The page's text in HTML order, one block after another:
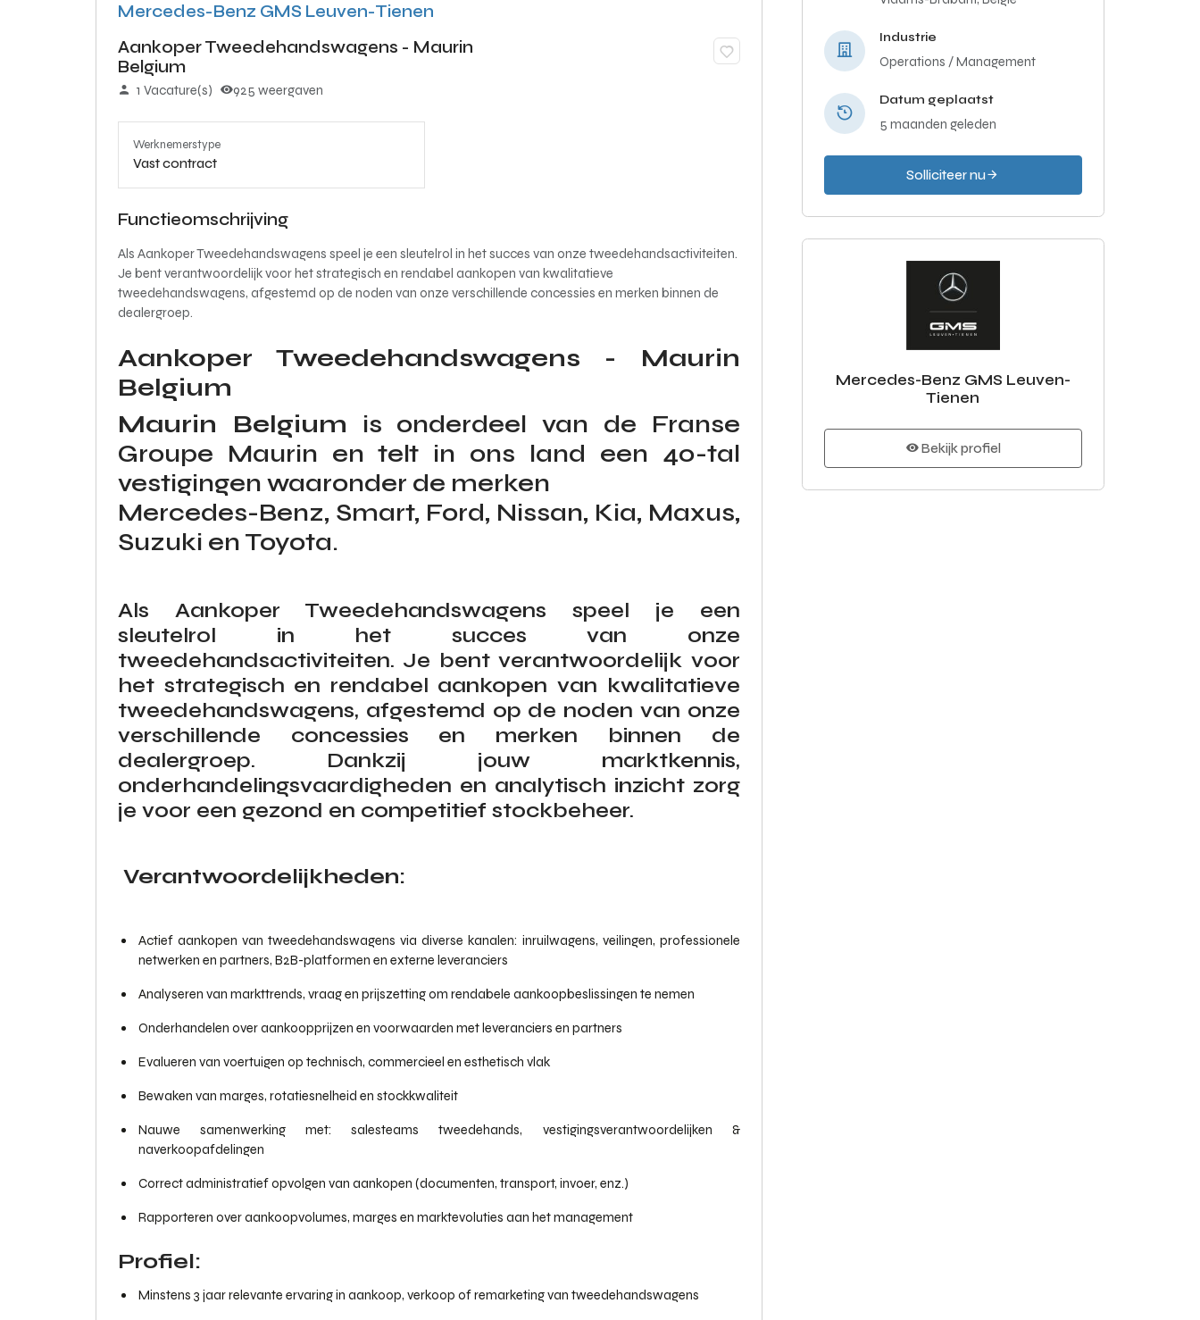
Mercedes-Benz GMS Leuven-Tienen
Aankoper Tweedehandswagens - Maurin
Belgium
1 Vacature(s) 925 weergaven
Werknemerstype
Vast contract
Functieomschrijving
Als Aankoper Tweedehandswagens speel je een sleutelrol in het succes van onze tweedehandsactiviteiten.
Je bent verantwoordelijk voor het strategisch en rendabel aankopen van kwalitatieve
tweedehandswagens, afgestemd op de noden van onze verschillende concessies en merken binnen de
dealergroep.
Aankoper Tweedehandswagens - Maurin
Belgium
Maurin Belgium is onderdeel van de Franse
Groupe Maurin en telt in ons land een 40-tal
vestigingen waaronder de merken
Mercedes-Benz, Smart, Ford, Nissan, Kia, Maxus,
Suzuki en Toyota.
Als Aankoper Tweedehandswagens speel je een
sleutelrol in het succes van onze
tweedehandsactiviteiten. Je bent verantwoordelijk voor
het strategisch en rendabel aankopen van kwalitatieve
tweedehandswagens, afgestemd op de noden van onze
verschillende concessies en merken binnen de
dealergroep. Dankzij jouw marktkennis,
onderhandelingsvaardigheden en analytisch inzicht zorg
je voor een gezond en competitief stockbeheer.
Verantwoordelijkheden:
Actief aankopen van tweedehandswagens via diverse kanalen: inruilwagens, veilingen, professionele
netwerken en partners, B2B-platformen en externe leveranciers
Analyseren van markttrends, vraag en prijszetting om rendabele aankoopbeslissingen te nemen
Onderhandelen over aankoopprijzen en voorwaarden met leveranciers en partners
Evalueren van voertuigen op technisch, commercieel en esthetisch vlak
Bewaken van marges, rotatiesnelheid en stockkwaliteit
Nauwe samenwerking met: salesteams tweedehands, vestigingsverantwoordelijken &
naverkoopafdelingen
Correct administratief opvolgen van aankopen (documenten, transport, invoer, enz.)
Rapporteren over aankoopvolumes, marges en marktevoluties aan het management
Profiel:
Minstens 3 jaar relevante ervaring in aankoop, verkoop of remarketing van tweedehandswagens
Industrie
Operations / Management
Datum geplaatst
5 maanden geleden
Solliciteer nu
Mercedes-Benz GMS Leuven-
Tienen
Bekijk profiel